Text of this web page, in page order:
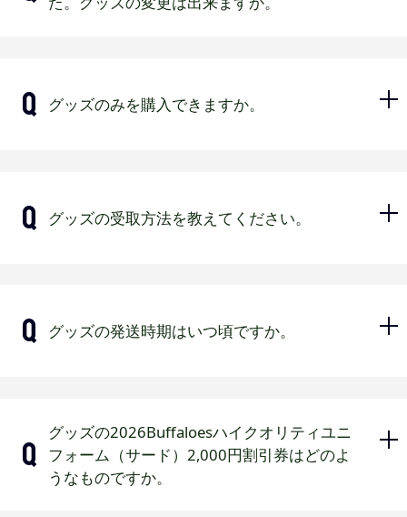
証が表示されます。）
間以内にBsCLUB事務局までご連絡くだ
でも受付出来ません。
グッズのみを購入できますか。
待ちしております。
グッズの受取方法を教えてください。
年会費に送料が含まれておりますの
で、ご登録住所へ送付いたします。
円)」･「京セラドーム大阪商品券(1,500円)」を
選択された場合、アプリ内クーポン欄に割引券
(引換券含む)を配信するため送付物はございませ
グッズの発送時期はいつ頃ですか。
2026年3月上旬より順次発送予定で
す。
グッズの2026Buffaloesハイクオリティユニ
フォーム（サード）2,000円割引券はどのよ
うなものですか。